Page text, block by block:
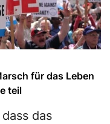
für das Leben
teil
das